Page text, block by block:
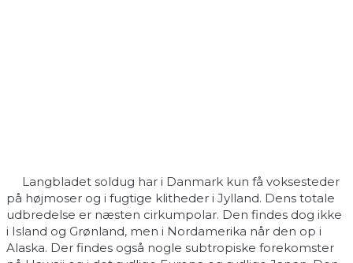
Langbladet soldug har i Danmark kun få voksesteder
på højmoser og i fugtige klitheder i Jylland. Dens totale
udbredelse er næsten cirkumpolar. Den findes dog ikke
i Island og Grønland, men i Nordamerika når den op i
Alaska. Der findes også nogle subtropiske forekomster